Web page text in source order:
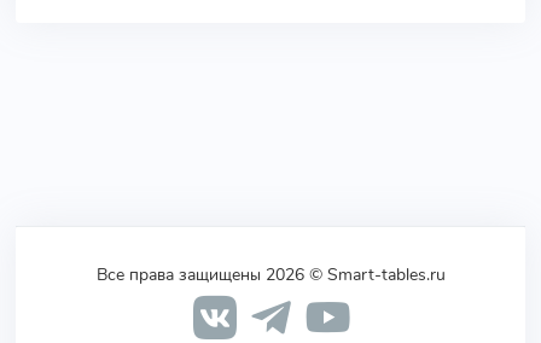
Все права защищены 2026 © Smart-tables.ru